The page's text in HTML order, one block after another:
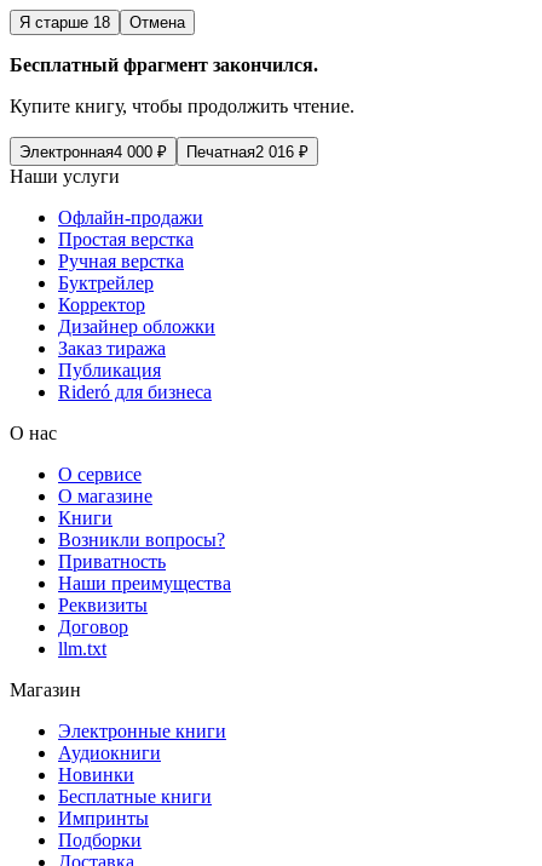
Я старше 18 Отмена
Бесплатный фрагмент закончился.
Купите книгу, чтобы продолжить чтение.
Электронная4 000 ₽ Печатная2 016 ₽
Наши услуги
Офлайн-продажи
Простая верстка
Ручная верстка
Буктрейлер
Корректор
Дизайнер обложки
Заказ тиража
Публикация
Rideró для бизнеса
О нас
О сервисе
О магазине
Книги
Возникли вопросы?
Приватность
Наши преимущества
Реквизиты
Договор
llm.txt
Магазин
Электронные книги
Аудиокниги
Новинки
Бесплатные книги
Импринты
Подборки
Доставка